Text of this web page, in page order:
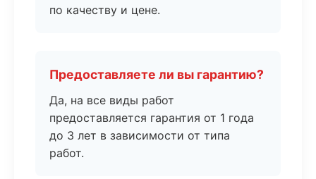
по качеству и цене.
Предоставляете ли вы гарантию?
Да, на все виды работ
предоставляется гарантия от 1 года
до 3 лет в зависимости от типа
работ.